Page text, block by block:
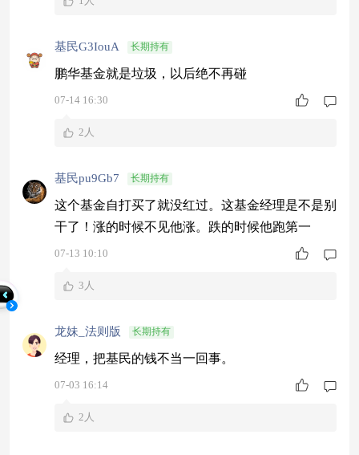
基民G3IouA 长期持有
鹏华基金就是垃圾，以后绝不再碰
07-14 16:30
2人
基民pu9Gb7 长期持有
这个基金自打买了就没红过。这基金经理是不是别
干了！涨的时候不见他涨。跌的时候他跑第一
07-13 10:10
3人
龙妹_法则版 长期持有
经理，把基民的钱不当一回事。
07-03 16:14
2人